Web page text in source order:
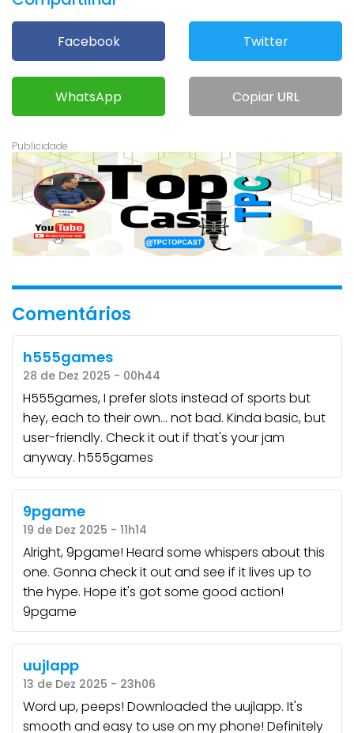
Facebook Twitter
WhatsApp Copiar URL
Comentários
h555games
28 de Dez 2025 - 00h44
H555games, I prefer slots instead of sports but
hey, each to their own… not bad. Kinda basic, but
user-friendly. Check it out if that's your jam
anyway. h555games
9pgame
19 de Dez 2025 - 11h14
Alright, 9pgame! Heard some whispers about this
one. Gonna check it out and see if it lives up to
the hype. Hope it's got some good action!
9pgame
uujlapp
13 de Dez 2025 - 23h06
Word up, peeps! Downloaded the uujlapp. It's
smooth and easy to use on my phone! Definitely